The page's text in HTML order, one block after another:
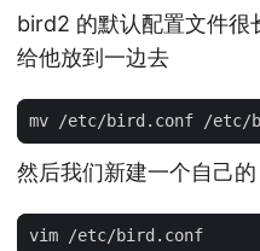
bird2 的默认配置文件
给他放到一边去
然后我们新建一个自己